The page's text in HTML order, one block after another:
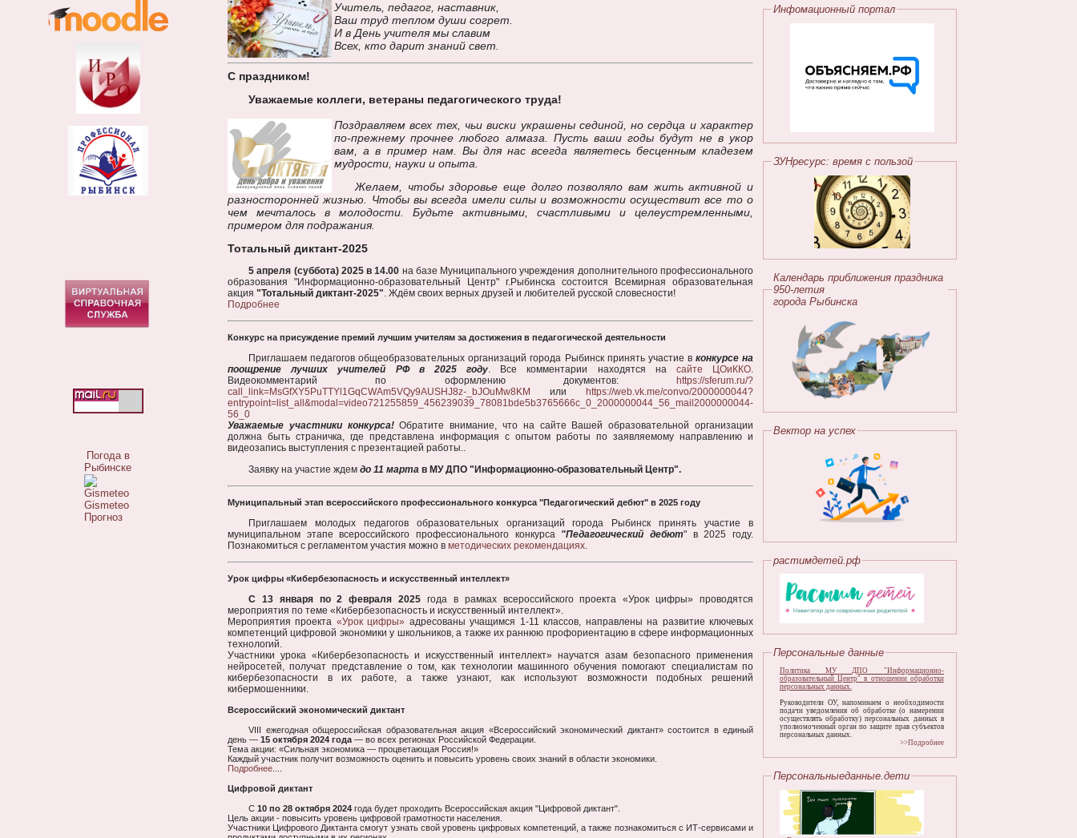
Погода в
Рыбинске
Gismeteo
Прогноз
Учитель, педагог, наставник,
Ваш труд теплом души согрет.
И в День учителя мы славим
Всех, кто дарит знаний свет.
С праздником!
Уважаемые коллеги, ветераны педагогического труда!
Поздравляем всех тех, чьи виски украшены сединой, но сердца и характер
по-прежнему прочнее любого алмаза. Пусть ваши годы будут не в укор
вам, а в пример нам. Вы для нас всегда являетесь бесценным кладезем
мудрости, науки и опыта.
Желаем, чтобы здоровье еще долго позволяло вам жить активной и
разносторонней жизнью. Чтобы вы всегда имели силы и возможности осуществит все то о
чем мечталось в молодости. Будьте активными, счастливыми и целеустремленными,
примером для подражания.
Тотальный диктант-2025
5 апреля (суббота) 2025 в 14.00 на базе Муниципального учреждения дополнительного профессионального
образования "Информационно-образовательный Центр" г.Рыбинска состоится Всемирная образовательная
акция "Тотальный диктант-2025". Ждём своих верных друзей и любителей русской словесности!
Подробнее
Конкурс на присуждение премий лучшим учителям за достижения в педагогической деятельности
Приглашаем педагогов общеобразовательных организаций города Рыбинск принять участие в конкурсе на
поощрение лучших учителей РФ в 2025 году. Все комментарии находятся на сайте ЦОиККО.
Видеокомментарий по оформлению документов:
https://sferum.ru/?
call_link=MsGfXY5PuTTYl1GqCWAm5VQy9AUSHJ8z-_bJOuMw8KM
или
https://web.vk.me/convo/2000000044?
entrypoint=list_all&modal=video721255859_456239039_78081bde5b3765666c_0_2000000044_56_mail2000000044-
56_0
Уважаемые участники конкурса!Обратите внимание, что на сайте Вашей образовательной организации
должна быть страничка, где представлена информация с опытом работы по заявляемому направлению и
видеозапись выступления с презентацией работы..
Заявку на участие ждем до 11 марта в МУ ДПО "Информационно-образовательный Центр".
Муниципальный этап всероссийского профессионального конкурса "Педагогический дебют" в 2025 году
Приглашаем молодых педагогов образовательных организаций города Рыбинск принять участие в
муниципальном этапе всероссийского профессионального конкурса "Педагогический дебют" в 2025 году.
Познакомиться с регламентом участия можно в методических рекомендациях.
Урок цифры «Кибербезопасность и искусственный интеллект»
С 13 января по 2 февраля 2025 года в рамках всероссийского проекта «Урок цифры» проводятся
мероприятия по теме «Кибербезопасность и искусственный интеллект».
Мероприятия проекта «Урок цифры» адресованы учащимся 1-11 классов, направлены на развитие ключевых
компетенций цифровой экономики у школьников, а также их раннюю профориентацию в сфере информационных
технологий.
Участники урока «Кибербезопасность и искусственный интеллект» научатся азам безопасного применения
нейросетей, получат представление о том, как технологии машинного обучения помогают специалистам по
кибербезопасности в их работе, а также узнают, как используют возможности подобных решений
кибермошенники.
Всероссийский экономический диктант
VIII ежегодная общероссийская образовательная акция «Всероссийский экономический диктант» состоится в единый
день — 15 октября 2024 года — во всех регионах Российской Федерации.
Тема акции: «Сильная экономика — процветающая Россия!»
Каждый участник получит возможность оценить и повысить уровень своих знаний в области экономики.
Подробнее
Цифровой диктант
С 10 по 28 октября 2024 года будет проходить Всероссийская акция "Цифровой диктант".
Цель акции - повысить уровень цифровой грамотности населения.
Участники Цифрового Диктанта смогут узнать свой уровень цифровых компетенций, а также познакомиться с ИТ-сервисами и
Инфомационный портал
ЗУНресурс: время с пользой
Календарь приближения праздника
950-летия
города Рыбинска
Вектор на успех
растимдетей.рф
Персональные данные
Политика МУ ДПО "Информационно-
образовательный Центр" в отношении обработки
персональных данных.
Руководители ОУ, напоминаем о необходимости
подачи уведомления об обработке (о намерении
осуществлять обработку) персональных данных в
уполномоченный орган по защите прав субъектов
персональных данных.
>>Подробнее
Персональныеданные.дети